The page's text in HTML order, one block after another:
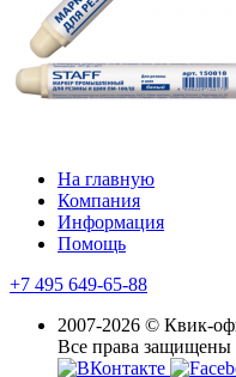
На главную
Компания
Информация
Помощь
+7 495 649-65-88
2007-2026 © Квик-
Все права защищены